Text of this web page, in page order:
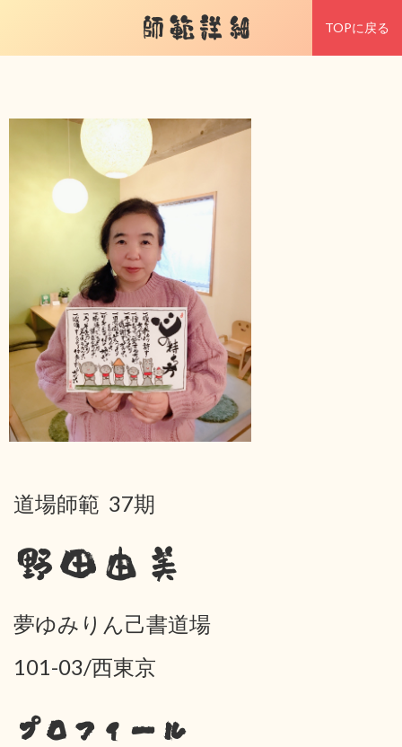
師範詳細 TOPに戻る
道場師範 37期
野田由美
夢ゆみりん己書道場
101-03/西東京
プロフィール